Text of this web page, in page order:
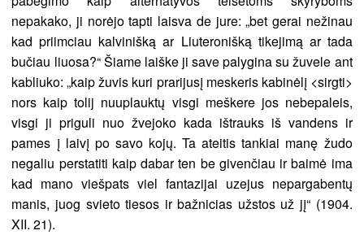
nepakako, ji norėjo tapti laisva de jure: „bet gerai nežinau
kad priimciau kalvinišką ar Liuteronišką tikejimą ar tada
bučiau liuosa?“ Šiame laiške ji save palygina su žuvele ant
kabliuko: „kaip žuvis kuri prarijusį meskeris kabinėlį <sirgti>
nors kaip tolij nuuplauktų visgi meškere jos nebepaleis,
visgi ji priguli nuo žvejoko kada ištrauks iš vandens ir
pames į laivį po savo kojų. Ta ateitis tankiai manę žudo
negaliu perstatiti kaip dabar ten be givenčiau ir baimė ima
kad mano viešpats viel fantazijai uzejus nepargabentų
manis, juog svieto tiesos ir bažnicias užstos už jį“ (1904.
XII. 21).